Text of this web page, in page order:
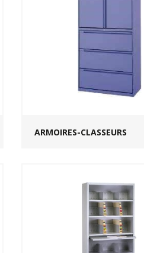
ARMOIRES-CLASSEURS